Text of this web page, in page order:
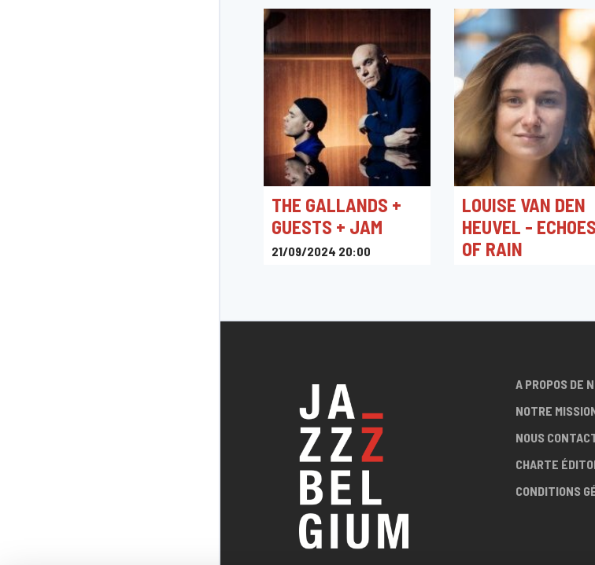
THE GALLANDS +
GUESTS + JAM
21/09/2024 20:00
LOUISE VAN DEN
HEUVEL - ECHOES
OF RAIN
A PROPOS DE
NOTRE
NOUS
CHARTE
CONDITIONS